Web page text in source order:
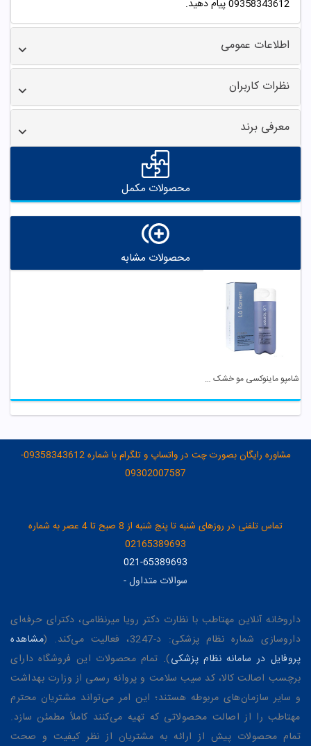
09358343612 پیام دهید.
اطلاعات عمومی
نظرات کاربران
معرفی برند
محصولات مکمل
محصولات مشابه
شامپو ماینوکسی مو خشک و زبر لافارر
مشاوره رایگان بصورت چت در واتساپ و تلگرام با شماره 09358343612-
09302007587
تماس تلفنی در روزهای شنبه تا پنج شنبه از 8 صبح تا 4 عصر به شماره
02165389693
021-65389693
سوالات متداول-
داروخانه آنلاین مهتاطب با نظارت دکتر رویا میرنظامی، دکترای حرفه‌ای
داروسازی شماره نظام پزشکی: د-3247، فعالیت می‌کند. (
مشاهده
پروفایل در سامانه نظام پزشکی). تمام محصولات این فروشگاه دارای
برچسب اصالت کالا، کد سیب سلامت و پروانه رسمی از وزارت بهداشت
و سایر سازمان‌های مربوطه هستند؛ این امر می‌تواند مشتریان محترم
مهتاطب را از اصالت محصولاتی که تهیه می‌کنند کاملاً مطمئن سازد.
تمام محصولات پیش از ارائه به مشتریان از نظر کیفیت و صحت